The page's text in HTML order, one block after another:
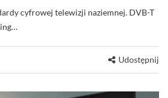
cyfrowej telewizji naziemnej. DVB-T
Udostępnij